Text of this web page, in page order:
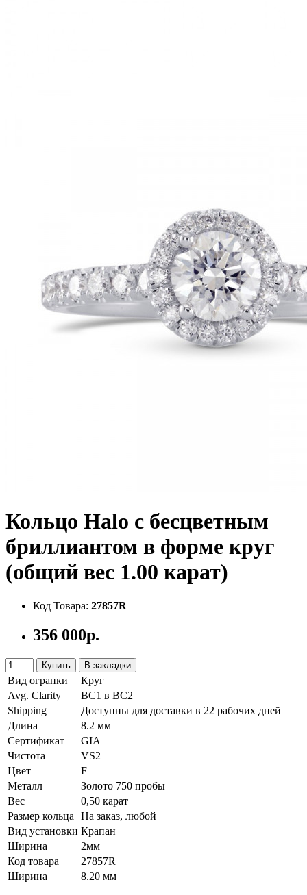
Кольцо Halo с бесцветным
бриллиантом в форме круг
(общий вес 1.00 карат)
Код Товара: 27857R
356 000р.
Купить В закладки
Вид огранки
Круг
Avg. Clarity
ВС1 в ВС2
Shipping
Доступны для доставки в 22 рабочих дней
Длина
8.2 мм
Сертификат
GIA
Чистота
VS2
Цвет
F
Металл
Золото 750 пробы
Вес
0,50 карат
Размер кольца
На заказ, любой
Вид установки Крапан
Ширина
2мм
Код товара
27857R
Ширина
8.20 мм